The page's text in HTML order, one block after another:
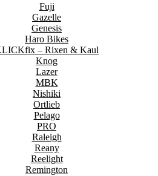
Fuji
Gazelle
Genesis
Haro Bikes
– Rixen & Kaul
Knog
Lazer
MBK
Nishiki
Ortlieb
Pelago
PRO
Raleigh
Reany
Reelight
Remington